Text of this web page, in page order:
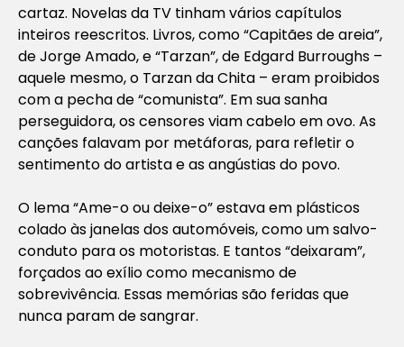
cartaz. Novelas da TV tinham vários capítulos
inteiros reescritos. Livros, como “Capitães de areia”,
de Jorge Amado, e “Tarzan”, de Edgard Burroughs –
aquele mesmo, o Tarzan da Chita – eram proibidos
com a pecha de “comunista”. Em sua sanha
perseguidora, os censores viam cabelo em ovo. As
canções falavam por metáforas, para refletir o
sentimento do artista e as angústias do povo.
O lema “Ame-o ou deixe-o” estava em plásticos
colado às janelas dos automóveis, como um salvo-
conduto para os motoristas. E tantos “deixaram”,
forçados ao exílio como mecanismo de
sobrevivência. Essas memórias são feridas que
nunca param de sangrar.